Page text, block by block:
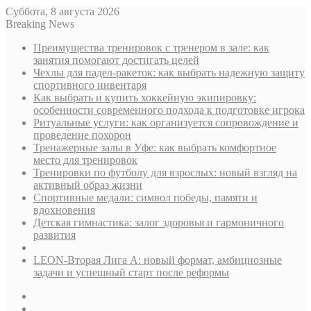
Суббота, 8 августа 2026
Breaking News
Преимущества тренировок с тренером в зале: как
занятия помогают достигать целей
Чехлы для падел-ракеток: как выбрать надежную защиту
спортивного инвентаря
Как выбрать и купить хоккейную экипировку:
особенности современного подхода к подготовке игрока
Ритуальные услуги: как организуется сопровождение и
проведение похорон
Тренажерные залы в Уфе: как выбрать комфортное
место для тренировок
Тренировки по футболу для взрослых: новый взгляд на
активный образ жизни
Спортивные медали: символ победы, памяти и
вдохновения
Детская гимнастика: залог здоровья и гармоничного
развития
LEON-Вторая Лига А: новый формат, амбициозные
задачи и успешный старт после реформы